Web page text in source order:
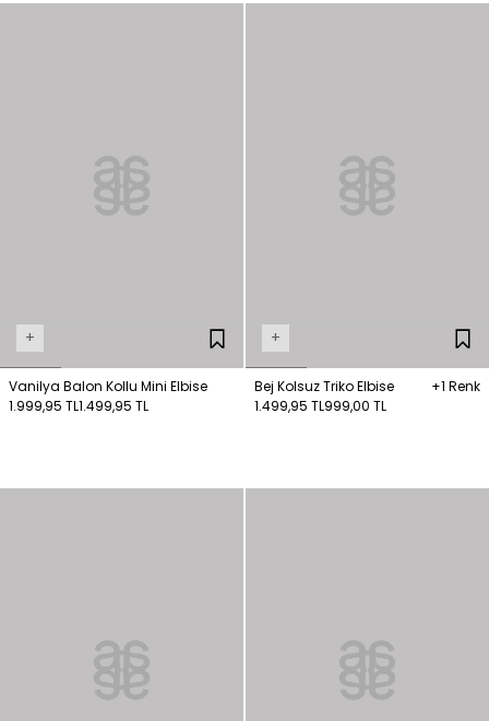
+
Vanilya Balon Kollu Mini Elbise
1.999,95 TL1.499,95 TL
+
Bej Kolsuz Triko Elbise
+1 Renk
1.499,95 TL999,00 TL